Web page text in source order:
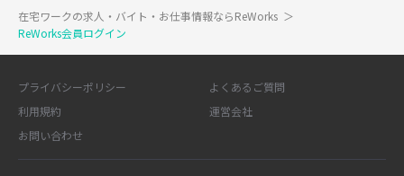
在宅ワークの求人・バイト・お仕事情報ならReWorks ＞
ReWorks会員ログイン
プライバシーポリシー
よくあるご質問
利用規約
運営会社
お問い合わせ